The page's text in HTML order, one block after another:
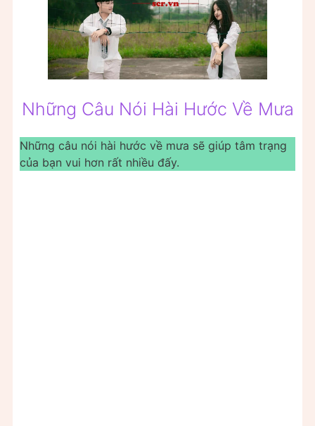
Những Câu Nói Hài Hước Về Mưa
Những câu nói hài hước về mưa sẽ giúp tâm trạng
của bạn vui hơn rất nhiều đấy.